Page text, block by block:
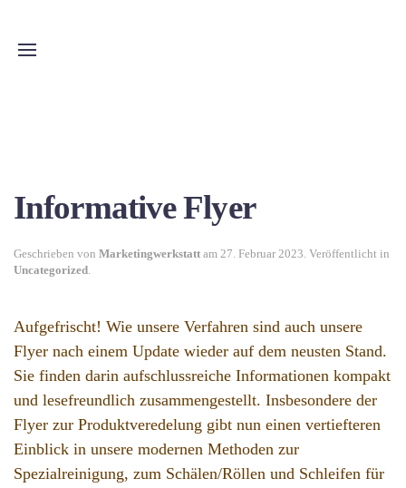
Informative Flyer
Geschrieben von Marketingwerkstatt am 27. Februar 2023. Veröffentlicht in
Uncategorized.
Aufgefrischt! Wie unsere Verfahren sind auch unsere
Flyer nach einem Update wieder auf dem neusten Stand.
Sie finden darin aufschlussreiche Informationen kompakt
und lesefreundlich zusammengestellt. Insbesondere der
Flyer zur Produktveredelung gibt nun einen vertiefteren
Einblick in unsere modernen Methoden zur
Spezialreinigung, zum Schälen/Röllen und Schleifen für